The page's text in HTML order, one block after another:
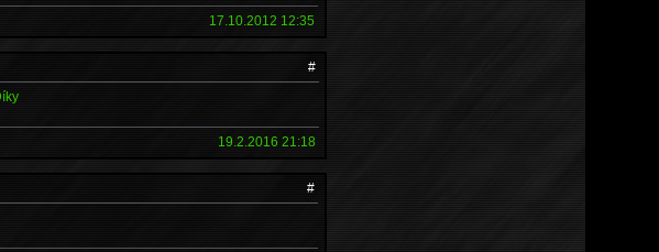
17.10.2012 12:35
#
19.2.2016 21:18
#